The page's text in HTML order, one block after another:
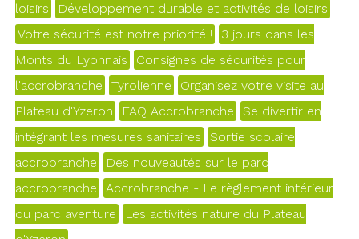
loisirs
Développement durable et activités de loisirs
Votre sécurité est notre priorité !
3 jours dans les
Monts du Lyonnais
Consignes de sécurités pour
l'accrobranche
Tyrolienne
Organisez votre visite au
Plateau d'Yzeron
FAQ Accrobranche
Se divertir en
intégrant les mesures sanitaires
Sortie scolaire
accrobranche
Des nouveautés sur le parc
accrobranche
Accrobranche - Le règlement intérieur
du parc aventure
Les activités nature du Plateau